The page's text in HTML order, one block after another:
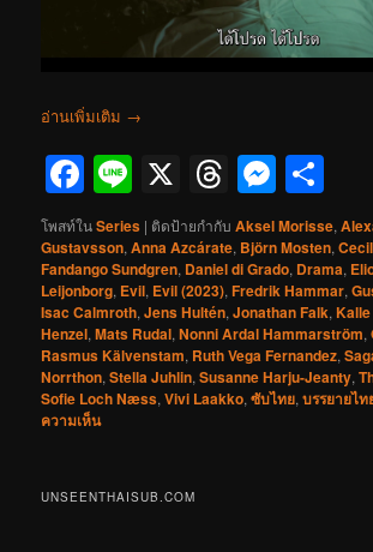
อ่านเพิ่มเติม →
Facebook
Line
X Threads
โพสท์ในSeries | ติดป้ายกำกับ Aksel Morisse,
Gustavsson,Anna Azcárate, Björn Mosten,
Fandango Sundgren, Daniel di Grado, Drama,
Leijonborg, Evil, Evil (2023),Fredrik Hammar,
Isac Calmroth,Jens Hultén,Jonathan Falk,
Henzel,Mats Rudal,Nonni Ardal Hammarström,
Rasmus Kälvenstam, Ruth Vega Fernandez,
Norrthon,Stella Juhlin,Susanne Harju-Jeanty,
Sofie Loch Næss,Vivi Laakko,ซับไทย,บรรยายไท
ความเห็น
UNSEENTHAISUB.COM